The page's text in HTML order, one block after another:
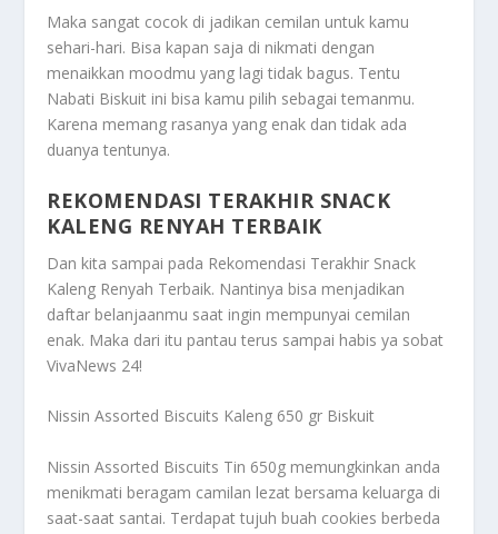
Maka sangat cocok di jadikan cemilan untuk kamu
sehari-hari. Bisa kapan saja di nikmati dengan
menaikkan moodmu yang lagi tidak bagus. Tentu
Nabati Biskuit ini bisa kamu pilih sebagai temanmu.
Karena memang rasanya yang enak dan tidak ada
duanya tentunya.
REKOMENDASI TERAKHIR SNACK
KALENG RENYAH TERBAIK
Dan kita sampai pada Rekomendasi Terakhir Snack
Kaleng Renyah Terbaik. Nantinya bisa menjadikan
daftar belanjaanmu saat ingin mempunyai cemilan
enak. Maka dari itu pantau terus sampai habis ya sobat
VivaNews 24!
Nissin Assorted Biscuits Kaleng 650 gr Biskuit
Nissin Assorted Biscuits Tin 650g memungkinkan anda
menikmati beragam camilan lezat bersama keluarga di
saat-saat santai. Terdapat tujuh buah cookies berbeda